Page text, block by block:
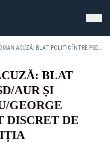
FLORIN ROMAN ACUZĂ: BLAT POLITIC ÎNTRE PSD/AUR ȘI MARCEL CIOLACU/GEORGE SIMION, SPRIJINIT DISCRET DE CCR ȘI DE DISPARIȚIA STRATEGICĂ A DIANEI ȘOȘOACĂ
BLAT
AUR ȘI
GEORGE
DISCRET DE